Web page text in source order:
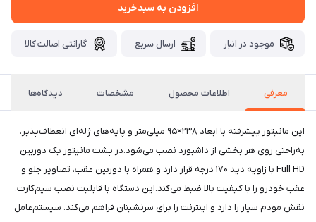
افزودن به سبدخرید
موجود در انبار ارسال سریع گارانتی اصالت کالا
معرفی اطلاعات محصول مشخصات دیدگاه‌ها
این مانیتور پیشرفته با ابعاد ۲۳۸×۹۵ میلی‌متر و پایه‌های ژله‌ای انعطاف‌پذیر،
به‌راحتی روی هر بخشی از داشبورد نصب می‌شود.در پشت مانیتور یک دوربین
Full HD با زاویه دید ۱۷۰ درجه قرار دارد و همراه با دوربین عقب، تصاویر جلو و
عقب خودرو را با کیفیت بالا ضبط می‌کند.این دستگاه با قابلیت نصب سیم‌کارت،
نقش مودم سیار را دارد و اینترنت را برای سرنشینان فراهم می‌کند. سیستم‌عامل